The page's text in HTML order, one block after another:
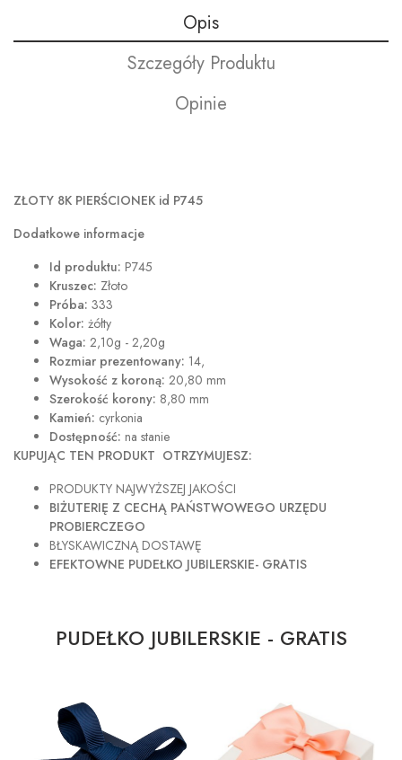
Opis
Szczegóły Produktu
Opinie
ZŁOTY 8K PIERŚCIONEK id P745
Dodatkowe informacje
Id produktu: P745
Kruszec: Złoto
Próba: 333
Kolor: żółty
Waga: 2,10g - 2,20g
Rozmiar prezentowany: 14,
Wysokość z koroną: 20,80 mm
Szerokość korony: 8,80 mm
Kamień: cyrkonia
Dostępność: na stanie
KUPUJĄC TEN PRODUKT OTRZYMUJESZ:
PRODUKTY NAJWYŻSZEJ JAKOŚCI
BIŻUTERIĘ Z CECHĄ PAŃSTWOWEGO URZĘDU
PROBIERCZEGO
BŁYSKAWICZNĄ DOSTAWĘ
EFEKTOWNE PUDEŁKO JUBILERSKIE- GRATIS
PUDEŁKO JUBILERSKIE - GRATIS